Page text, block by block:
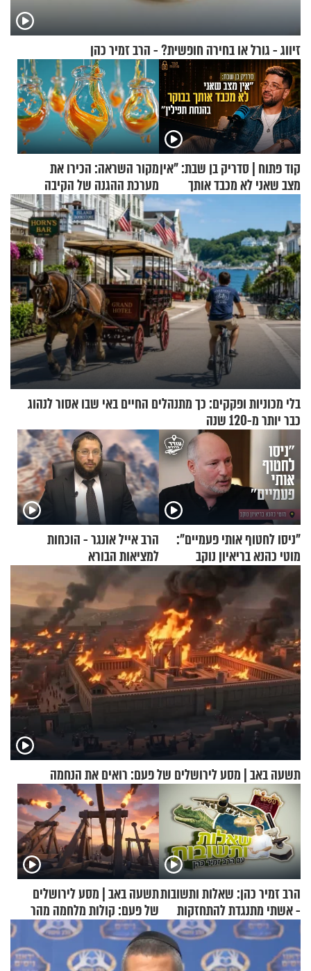
זיווג - גורל או בחירה חופשית? - הרב זמיר כהן
קוד פתוח | סדריק בן שבת: "אין
מצב שאני לא מכבד אותך
בבוקר בהנחת תפילין"
מקור השראה: הכירו את
מערכת ההגנה של הקיבה
בלי מכוניות ופקקים: כך מתנהלים החיים באי שבו אסור לנהוג
כבר יותר מ-120 שנה
"ניסו לחטוף אותי פעמיים":
מוטי כהנא בריאיון נוקב
הרב אייל אונגר - הוכחות
למציאות הבורא
תשעה באב | מסע לירושלים של פעם: רואים את הנחמה
הרב זמיר כהן: שאלות ותשובות
- אשתי מתנגדת להתחזקות
שלי
תשעה באב | מסע לירושלים
של פעם: קולות מלחמה מהר
הזיתים